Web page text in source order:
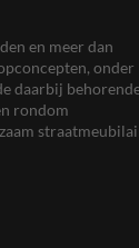
en meer dan
onder
daarbij
rondom